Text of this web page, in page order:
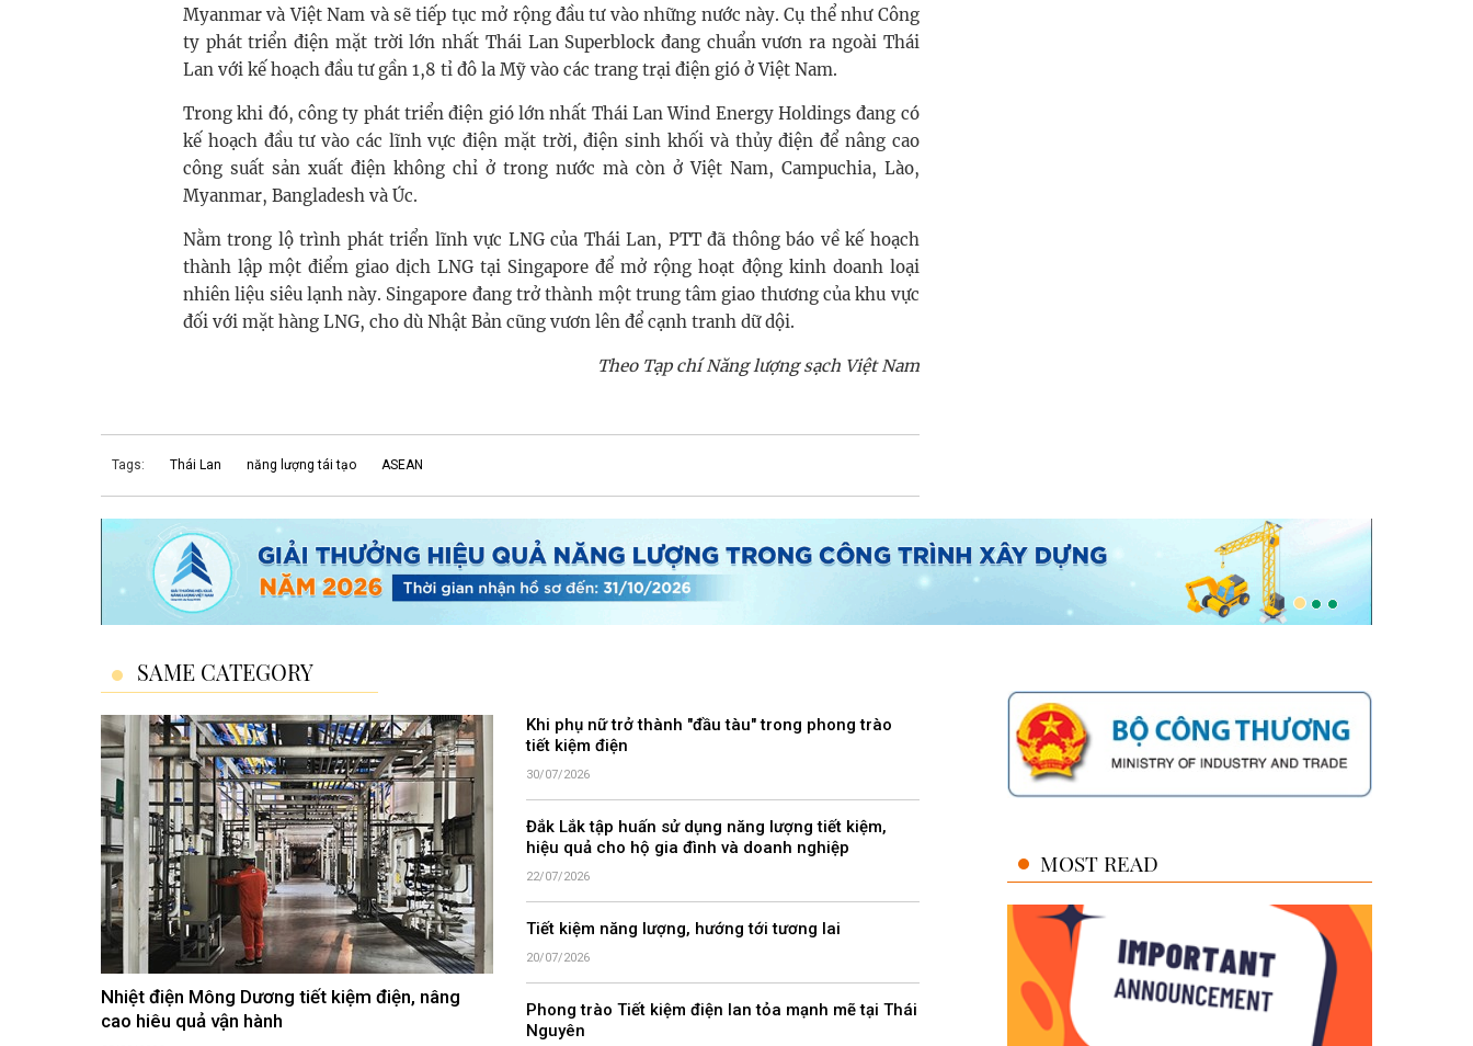
Myanmar và Việt Nam và sẽ tiếp tục mở rộng đầu tư vào những nước này. Cụ thể như Công
ty phát triển điện mặt trời lớn nhất Thái Lan Superblock đang chuẩn vươn ra ngoài Thái
Lan với kế hoạch đầu tư gần 1,8 tỉ đô la Mỹ vào các trang trại điện gió ở Việt Nam.
Trong khi đó, công ty phát triển điện gió lớn nhất Thái Lan Wind Energy Holdings đang có
kế hoạch đầu tư vào các lĩnh vực điện mặt trời, điện sinh khối và thủy điện để nâng cao
công suất sản xuất điện không chỉ ở trong nước mà còn ở Việt Nam, Campuchia, Lào,
Myanmar, Bangladesh và Úc.
Nằm trong lộ trình phát triển lĩnh vực LNG của Thái Lan, PTT đã thông báo về kế hoạch
thành lập một điểm giao dịch LNG tại Singapore để mở rộng hoạt động kinh doanh loại
nhiên liệu siêu lạnh này. Singapore đang trở thành một trung tâm giao thương của khu vực
đối với mặt hàng LNG, cho dù Nhật Bản cũng vươn lên để cạnh tranh dữ dội.
Theo Tạp chí Năng lượng sạch Việt Nam
Tags: Thái Lan năng lượng tái tạo ASEAN
SAME CATEGORY
Nhiệt điện Mông Dương tiết kiệm điện, nâng
cao hiêu quả vận hành
Khi phụ nữ trở thành "đầu tàu" trong phong trào
tiết kiệm điện
30/07/2026
Đắk Lắk tập huấn sử dụng năng lượng tiết kiệm,
hiệu quả cho hộ gia đình và doanh nghiệp
22/07/2026
Tiết kiệm năng lượng, hướng tới tương lai
20/07/2026
Phong trào Tiết kiệm điện lan tỏa mạnh mẽ tại Thái
Nguyên
MOST READ